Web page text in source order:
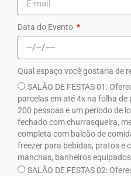
Data do Evento
Qual espaço você gostaria de
SALÃO DE FESTAS 01:
parcelas em até 4x na folha
200 pessoas e um período de
fechado com churrasqueira,
completa com balcão de
freezer para bebidas, pratos e
manchas, banheiros
SALÃO DE FESTAS 02: